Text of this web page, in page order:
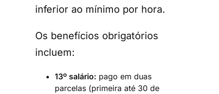
inferior ao mínimo por hora.
Os benefícios obrigatórios
incluem:
13º salário: pago em duas
parcelas (primeira até 30 de